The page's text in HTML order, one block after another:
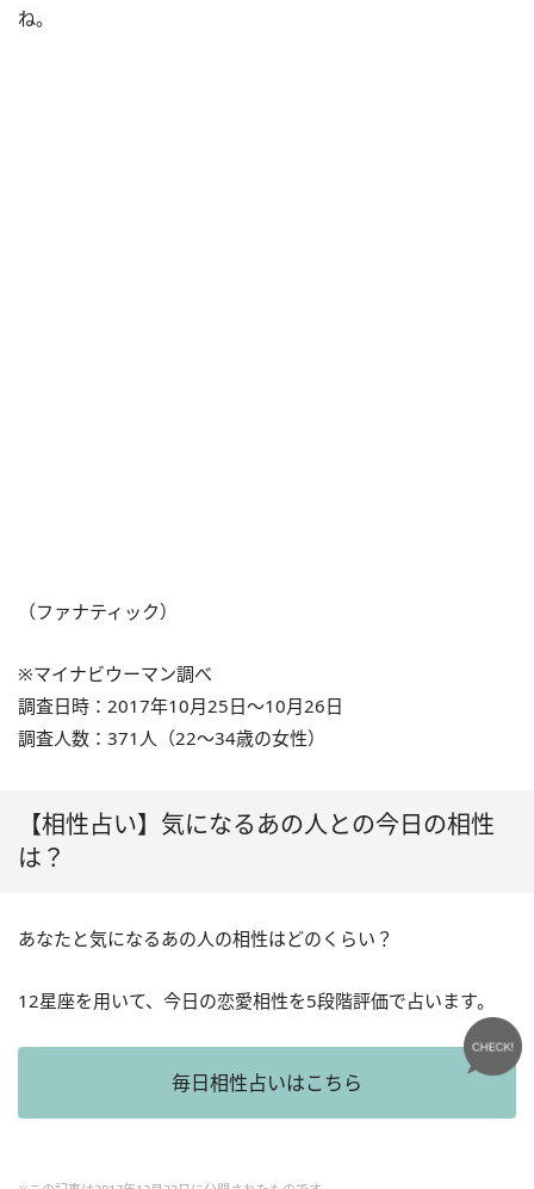
ね。
（ファナティック）
※マイナビウーマン調べ
調査日時：2017年10月25日～10月26日
調査人数：371人（22～34歳の女性）
【相性占い】気になるあの人との今日の相性
は？
あなたと気になるあの人の相性はどのくらい？
12星座を用いて、今日の恋愛相性を5段階評価で占います。
毎日相性占いはこちら